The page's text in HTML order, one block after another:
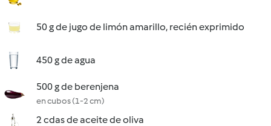
50 g de jugo de limón amarillo, recién exprimido
450 g de agua
500 g de berenjena
en cubos (1-2 cm)
2 cdas de aceite de oliva